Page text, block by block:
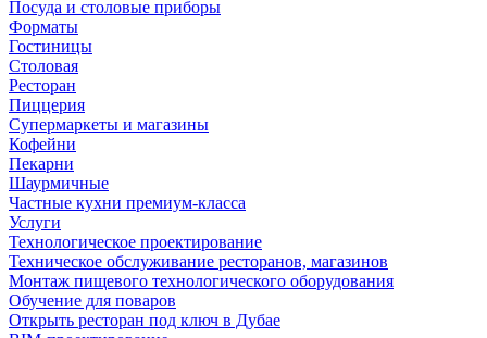
Посуда и столовые приборы
Форматы
Гостиницы
Столовая
Ресторан
Пиццерия
Супермаркеты и магазины
Кофейни
Пекарни
Шаурмичные
Частные кухни премиум-класса
Услуги
Технологическое проектирование
Техническое обслуживание ресторанов, магазинов
Монтаж пищевого технологического оборудования
Обучение для поваров
Открыть ресторан под ключ в Дубае